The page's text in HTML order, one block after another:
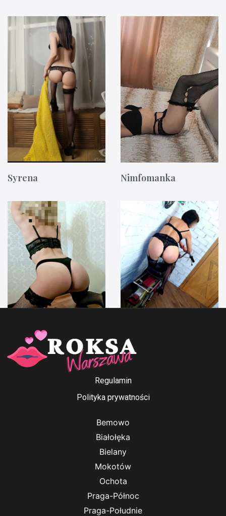
Syrena Nimfomanka
Anna Ford Irenka
Regulamin
Polityka prywatności
Bemowo
Białołęka
Bielany
Mokotów
Ochota
Praga-Północ
Praga-Południe